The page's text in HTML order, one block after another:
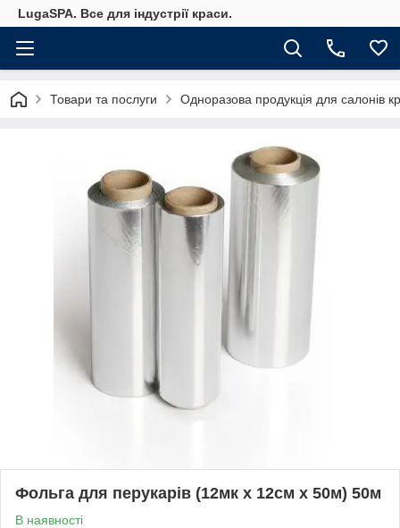
LugaSPA. Все для індустрії краси.
Товари та послуги Одноразова продукція для салонів
Фольга для перукарів (12мк х 12см х 50м) 50м
В наявності